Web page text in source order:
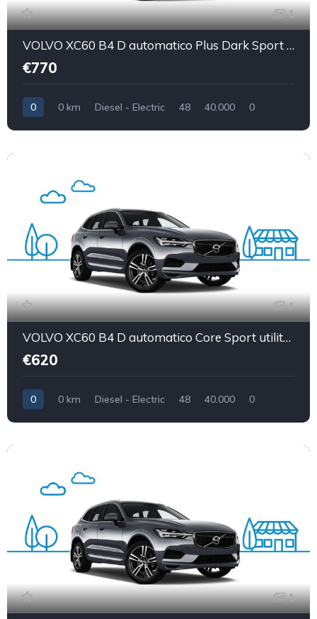
1
VOLVO XC60 B4 D automatico Plus Dark Sport utility vehicle 5-door (Euro 6D)
€770
0 0 km Diesel - Electric 48 40.000 0
1
VOLVO XC60 B4 D automatico Core Sport utility vehicle 5-door (Euro 6D)
€620
0 0 km Diesel - Electric 48 40.000 0
1